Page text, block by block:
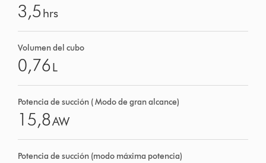
3,5 hrs
Volumen del cubo
0,76L
Potencia de succión ( Modo de gran alcance)
15,8AW
Potencia de succión (modo máxima potencia)